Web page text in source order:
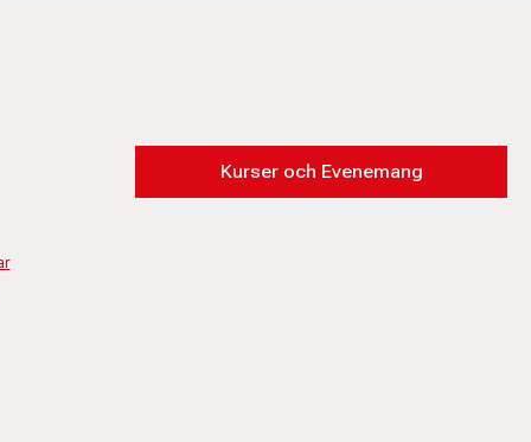
Kurser och Evenemang